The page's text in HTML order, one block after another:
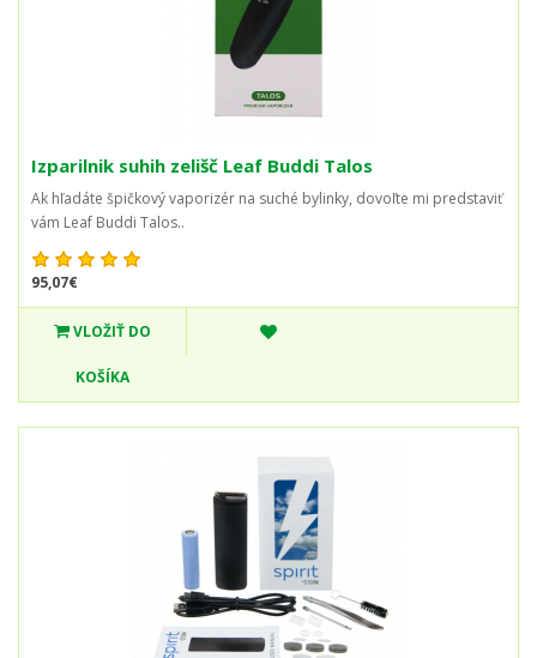
Izparilnik suhih zelišč Leaf Buddi Talos
Ak hľadáte špičkový vaporizér na suché bylinky, dovoľte mi predstaviť
vám Leaf Buddi Talos..
95,07€
VLOŽIŤ DO
KOŠÍKA